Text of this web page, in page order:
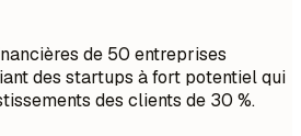
de 50 entreprises
des startups à fort potentiel qui
des clients de 30 %.